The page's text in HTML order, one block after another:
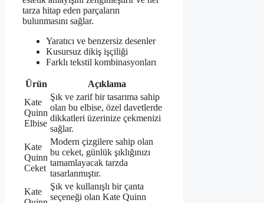
tarza hitap eden parçaların
bulunmasını sağlar.
Yaratıcı ve benzersiz desenler
Kusursuz dikiş işçiliği
Farklı tekstil kombinasyonları
Ürün
Açıklama
Kate
Quinn
Elbise
Şık ve zarif bir tasarıma sahip
olan bu elbise, özel davetlerde
dikkatleri üzerinize çekmenizi
sağlar.
Kate
Quinn
Ceket
Modern çizgilere sahip olan
bu ceket, günlük şıklığınızı
tamamlayacak tarzda
tasarlanmıştır.
Kate
Şık ve kullanışlı bir çanta
seçeneği olan Kate Quinn